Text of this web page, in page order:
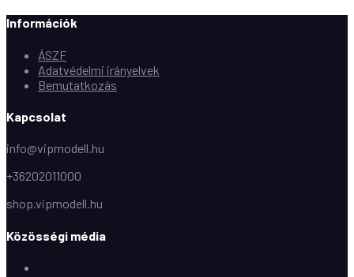
Információk
ÁSZF
Adatvédelmi irányelvek
Bemutatkozás
Kapcsolat
info@vipmodell.hu
+36202011000
shop.vipmodell.hu
Közösségi média